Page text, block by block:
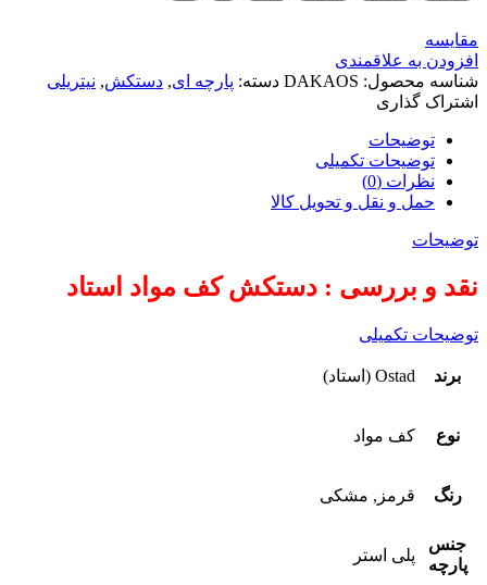
مقایسه
افزودن به علاقمندی
شناسه محصول: DAKAOS دسته: پارچه ای, دستکش, نیتریلی
اشتراک گذاری
توضیحات
توضیحات تکمیلی
نظرات (0)
حمل و نقل و تحویل کالا
توضیحات
نقد و بررسی : دستکش کف مواد استاد
توضیحات تکمیلی
برند Ostad (استاد)
نوع کف مواد
رنگ قرمز, مشکی
جنس
پارچه
پلی استر